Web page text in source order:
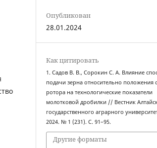
Опубликован
28.01.2024
Как цитировать
1. Садов В. В., Сорокин С. А. Влияние
подачи зерна относительно положения
ротора на технологические показатели
молотковой дробилки // Вестник
государственного аграрного
2024. № 1 (231). С. 91–95.
Другие форматы